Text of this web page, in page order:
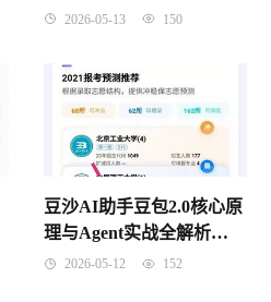
只看价格，这3个坑踩了要
2026-05-13 150
豆沙AI助手豆包2.0核心原
理与Agent实战全解析
（2026年4月版）
2026-05-12 152